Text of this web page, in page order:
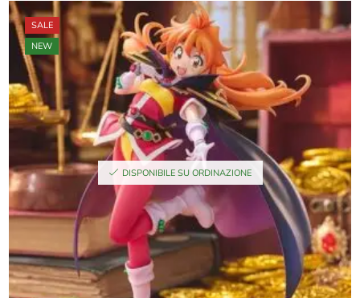
SALE
NEW
DISPONIBILE SU ORDINAZIONE